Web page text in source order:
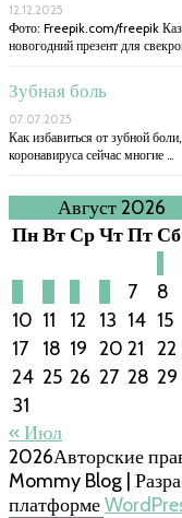
12.12.2025
Фото: Freepik.com/freepik
новогодний презент для
Зубная боль
07.07.2025
Как избавиться от зубной
коронавируса сейчас многие …
Август 2026
ПнВтСрЧтПтСб
7 8
10 11 12 13 14 15
17
18 19 20 21 22
24 25 26 27 28 29
31
« Июл
2026Авторские
Mommy Blog |
платформе